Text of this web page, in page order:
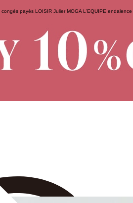
congés payés LOISIR Julier MOGA L'EQUIPE endalence